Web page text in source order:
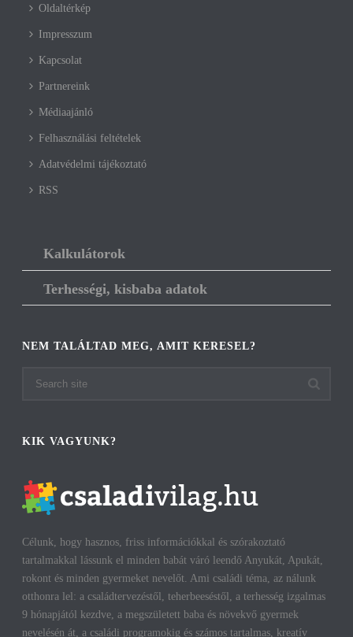
Oldaltérkép
Impresszum
Kapcsolat
Partnereink
Médiaajánló
Felhasználási feltételek
Adatvédelmi tájékoztató
RSS
Kalkulátorok
Terhességi, kisbaba adatok
NEM TALÁLTAD MEG, AMIT KERESEL?
KIK VAGYUNK?
Célunk, hogy hasznos, friss információkkal és szórakoztató
tartalmakkal lássunk el minden babát váró leendő Anyukát, Apukát,
rokont és minden gyermeket nevelőt. Ami családi téma, az nálunk
otthonra lel: a családtervezéstől, teherbeeséstől, a terhesség izgalmas
9 hónapjától kezdve, a megszületett baba és növekvő gyermek
nevelésén át, a családi programokig és számos tartalmas, kreatív